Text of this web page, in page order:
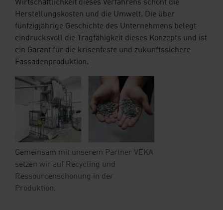
Wirtschaftlichkeit dieses Verfahrens schont die
Herstellungskosten und die Umwelt. Die über
fünfzigjährige Geschichte des Unternehmens belegt
eindrucksvoll die Tragfähigkeit dieses Konzepts und ist
ein Garant für die krisenfeste und zukunftssichere
Fassadenproduktion.
Gemeinsam mit unserem Partner VEKA
setzen wir auf Recycling und
Ressourcenschonung in der
Produktion.